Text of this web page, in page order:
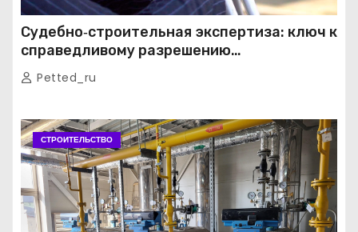
Судебно‑строительная экспертиза: ключ к
справедливому разрешению
строительных споров
Petted_ru
СТРОИТЕЛЬСТВО